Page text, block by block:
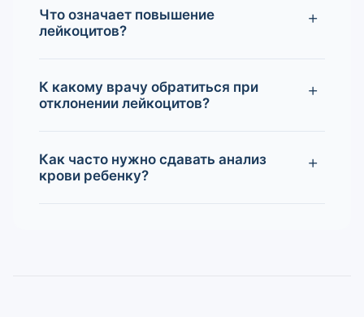
Что означает повышение
лейкоцитов?
К какому врачу обратиться при
отклонении лейкоцитов?
Как часто нужно сдавать анализ
крови ребенку?